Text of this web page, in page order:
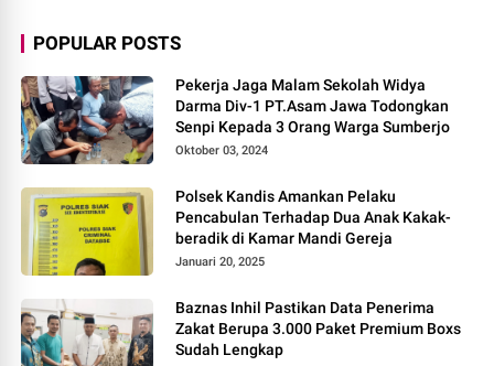
POPULAR POSTS
Pekerja Jaga Malam Sekolah Widya
Darma Div-1 PT.Asam Jawa Todongkan
Senpi Kepada 3 Orang Warga Sumberjo
Oktober 03, 2024
Polsek Kandis Amankan Pelaku
Pencabulan Terhadap Dua Anak Kakak-
beradik di Kamar Mandi Gereja
Januari 20, 2025
Baznas Inhil Pastikan Data Penerima
Zakat Berupa 3.000 Paket Premium Boxs
Sudah Lengkap